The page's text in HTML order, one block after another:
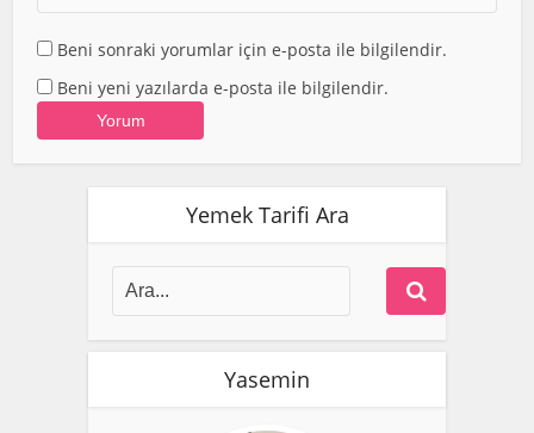
Beni sonraki yorumlar için e-posta ile bilgilendir.
Beni yeni yazılarda e-posta ile bilgilendir.
Yemek Tarifi Ara
Yasemin